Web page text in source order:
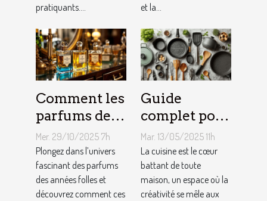
pratiquants....
et la...
Comment les
parfums des
années folles
influencent-
ils la mode
moderne ?
Mer. 29/10/2025 7h
Plongez dans l’univers
fascinant des parfums
des années folles et
découvrez comment ces
Guide
complet pour
choisir le
meilleur
équipement
de cuisine
Mar. 13/05/2025 11h
La cuisine est le cœur
battant de toute
maison, un espace où la
créativité se mêle aux